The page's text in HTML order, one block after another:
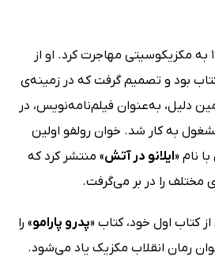
خوان رولفو در سال 1933 به مکزیکوسیتی مهاجرت کرد. او از
بود و تصمیم گرفت که در زمینه‌ی
دلیل، به‌عنوان فیلم‌نامه‌نویس، در
به کار شد. خوان رولفو اولین
ایلانو در آتش» منتشر کرد که
مختلف را در بر می‌گرفت.
کتاب اول خود، کتاب «پدرو پارامو» را
رمان انقلاب مکزیک یاد می‌شود.